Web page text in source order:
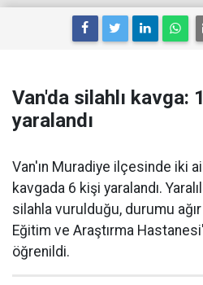
Van'da silahlı kavga:
yaralandı
Van'ın Muradiye ilçesinde iki
kavgada 6 kişi yaralandı.
silahla vurulduğu, durumu
Eğitim ve Araştırma
öğrenildi.